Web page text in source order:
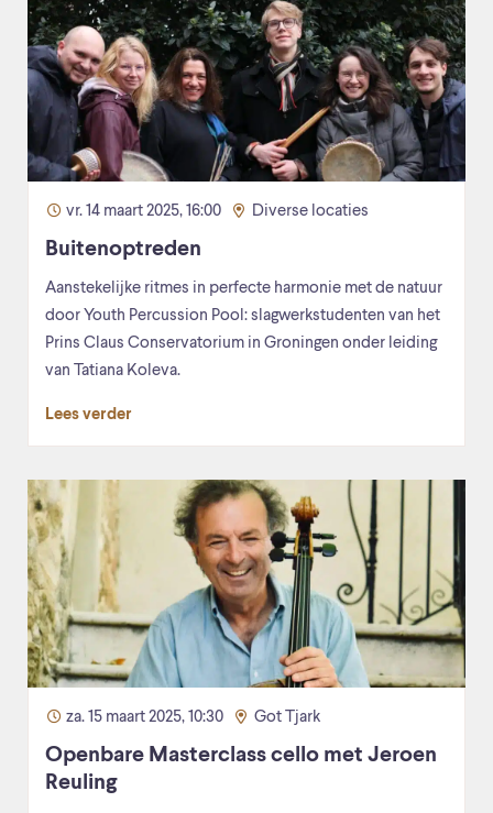
vr. 14 maart 2025, 16:00 Diverse locaties
Buitenoptreden
Aanstekelijke ritmes in perfecte harmonie met de natuur
door Youth Percussion Pool: slagwerkstudenten van het
Prins Claus Conservatorium in Groningen onder leiding
van Tatiana Koleva.
Lees verder
za. 15 maart 2025, 10:30 Got Tjark
Openbare Masterclass cello met Jeroen
Reuling